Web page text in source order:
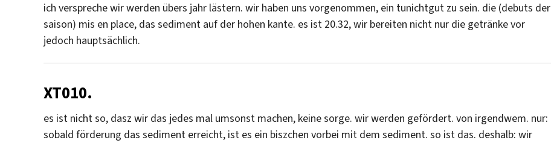
ich verspreche wir werden übers jahr lästern. wir haben uns vorgenommen, ein tunichtgut zu sein. die (debuts der
saison) mis en place, das sediment auf der hohen kante. es ist 20.32, wir bereiten nicht nur die getränke vor
jedoch hauptsächlich.
XT010.
es ist nicht so, dasz wir das jedes mal umsonst machen, keine sorge. wir werden gefördert. von irgendwem. nur:
sobald förderung das sediment erreicht, ist es ein biszchen vorbei mit dem sediment. so ist das. deshalb: wir